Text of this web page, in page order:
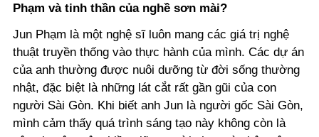
Phạm và tinh thần của nghề sơn mài?
Jun Phạm là một nghệ sĩ luôn mang các giá trị nghệ
thuật truyền thống vào thực hành của mình. Các dự án
của anh thường được nuôi dưỡng từ đời sống thường
nhật, đặc biệt là những lát cắt rất gần gũi của con
người Sài Gòn. Khi biết anh Jun là người gốc Sài Gòn,
mình cảm thấy quá trình sáng tạo này không còn là